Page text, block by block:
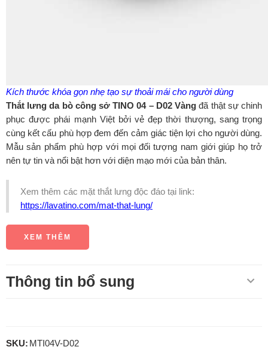
Kích thước khóa gọn nhẹ tạo sự thoải mái cho người dùng
Thắt lưng da bò công sở TINO 04 – D02 Vàng đã thật sự chinh
phục được phái mạnh Việt bởi vẻ đẹp thời thượng, sang trọng
cùng kết cấu phù hợp đem đến cảm giác tiện lợi cho người dùng.
Mẫu sản phẩm phù hợp với mọi đối tượng nam giới giúp họ trở
nên tự tin và nổi bật hơn với diện mạo mới của bản thân.
Xem thêm các mặt thắt lưng độc đáo tại link:
https://lavatino.com/mat-that-lung/
XEM THÊM
Thông tin bổ sung
SKU: MTI04V-D02